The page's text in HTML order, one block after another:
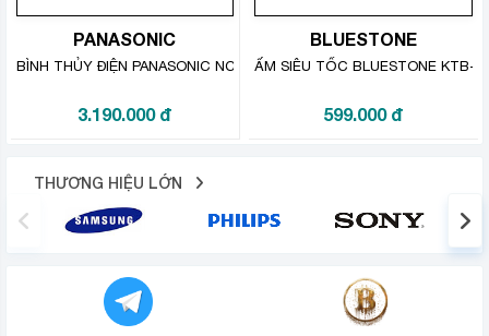
Ruột bình bằng inox sáng bền, công suất 1850 W
Đun sôi đầy bình nước chỉ trong khoảng 7 phút nhờ đó
ruột bình dễ làm sạch sau khi sử dụng.
PANASONIC
BÌNH THỦY ĐIỆN PANASONIC NC-HU301PZSY 3 LÍT
3.190.000 đ
BLUESTONE
ẤM SIÊU TỐC BLUESTONE KTB-
599.000 đ
THƯƠNG HIỆU LỚN